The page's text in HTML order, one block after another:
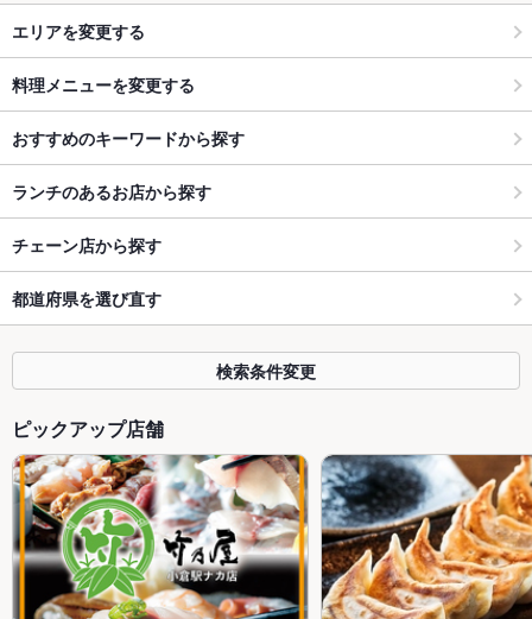
エリアを変更する
料理メニューを変更する
おすすめのキーワードから探す
ランチのあるお店から探す
チェーン店から探す
都道府県を選び直す
検索条件変更
ピックアップ店舗